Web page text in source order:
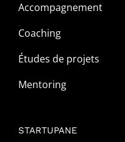
Accompagnement
Coaching
Études de projets
Mentoring
STARTUPANE